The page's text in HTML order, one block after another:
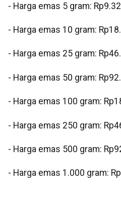
- Harga emas 5 gram:
- Harga emas 10 gram:
- Harga emas 25 gram:
- Harga emas 50 gram:
- Harga emas 100 gram:
- Harga emas 250 gram:
- Harga emas 500 gram:
- Harga emas 1.000 gram: